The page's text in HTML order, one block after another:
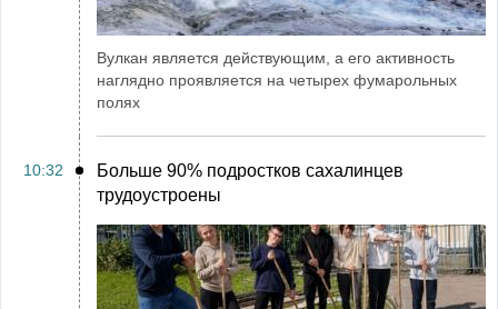
Вулкан является действующим, а его активность
наглядно проявляется на четырех фумарольных
полях
10:32
Больше 90% подростков сахалинцев
трудоустроены